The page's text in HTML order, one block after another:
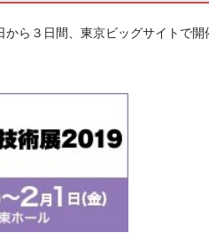
ら３日間、東京ビッグサイトで